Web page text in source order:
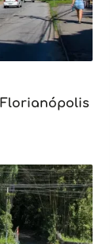
Florianópolis